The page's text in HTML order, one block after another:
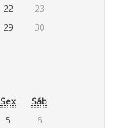
22
23
29
30
Sex
Sáb
5
6